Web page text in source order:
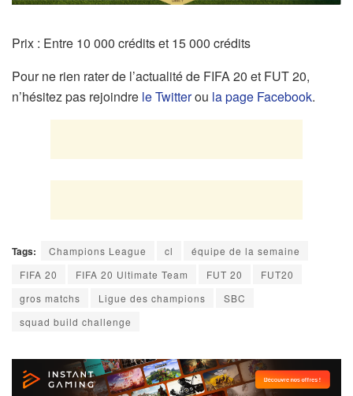
Prix : Entre 10 000 crédits et 15 000 crédits
Pour ne rien rater de l’actualité de FIFA 20 et FUT 20,
n’hésitez pas rejoindre le Twitterou la page Facebook.
Tags: Champions League cl
équipe de la semaine
FIFA 20
FIFA 20 Ultimate Team FUT 20
FUT20
gros matchs
Ligue des champions
SBC
squad build challenge